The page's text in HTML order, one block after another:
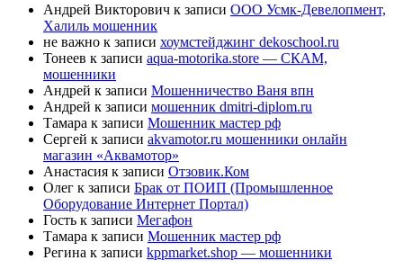
Андрей Викторович к записи ООО Усмк-Девелопмент,
Халиль мошенник
не важно к записи хоумстейджинг dekoschool.ru
Тонеев к записи aqua-motorika.store — СКАМ,
мошенники
Андрей к записи Мошенничество Ваня впн
Андрей к записи мошенник dmitri-diplom.ru
Тамара к записи Мошенник мастер рф
Сергей к записи akvamotor.ru мошенники онлайн
магазин «Аквамотор»
Анастасия к записи Отзовик.Ком
Олег к записи Брак от ПОИП (Промышленное
Оборудование Интернет Портал)
Гость к записи Мегафон
Тамара к записи Мошенник мастер рф
Регина к записи kppmarket.shop — мошенники